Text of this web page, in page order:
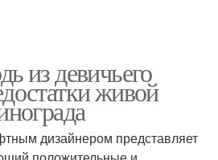
из девичьего
живой
дизайнером представляет